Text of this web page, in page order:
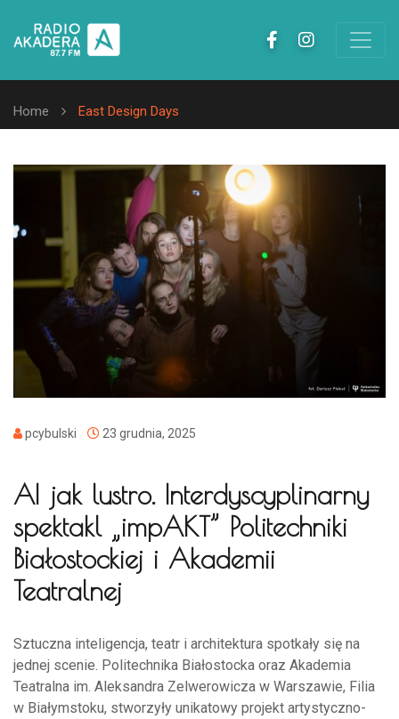
Home East Design Days
pcybulski 23 grudnia, 2025
AI jak lustro. Interdyscyplinarny
spektakl „impAKT” Politechniki
Białostockiej i Akademii
Teatralnej
Sztuczna inteligencja, teatr i architektura spotkały się na
jednej scenie. Politechnika Białostocka oraz Akademia
Teatralna im. Aleksandra Zelwerowicza w Warszawie, Filia
w Białymstoku, stworzyły unikatowy projekt artystyczno-